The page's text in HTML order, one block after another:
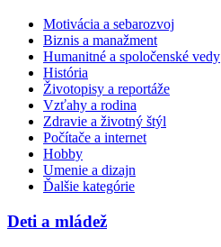
Motivácia a sebarozvoj
Biznis a manažment
Humanitné a spoločenské vedy
História
Životopisy a reportáže
Vzťahy a rodina
Zdravie a životný štýl
Počítače a internet
Hobby
Umenie a dizajn
Ďalšie kategórie
Deti a mládež